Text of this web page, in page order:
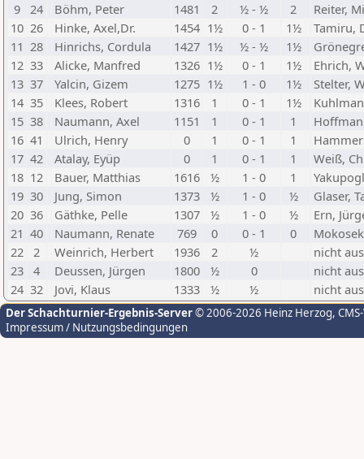
9
24 Böhm, Peter 1481 2 ½ - ½ 2
Reiter,
10 26 Hinke, Axel,Dr. 1454 1½ 0 - 1 1½
Tamiru,
11 28 Hinrichs, Cordula 1427 1½ ½ - ½ 1½
12 33 Alicke, Manfred 1326 1½ 0 - 1 1½
Ehrich,
13 37 Yalcin, Gizem 1275 1½ 1 - 0 1½
Stelter,
14 35 Klees, Robert 1316 1 0 - 1 1½
15 38 Naumann, Axel 1151 1 0 - 1 1
16 41 Ulrich, Henry 0 1 0 - 1 1
17 42 Atalay, Eyüp 0 1 0 - 1 1
Weiß,
18 12 Bauer, Matthias 1616 ½ 1 - 0 1
19 30 Jung, Simon 1373 ½ 1 - 0 ½
Glaser,
20 36 Gäthke, Pelle 1307 ½ 1 - 0 ½
Ern,
21 40 Naumann, Renate 769 0 0 - 1 0
22
2 Weinrich, Herbert 1936 2 ½
nicht
23
4 Deussen, Jürgen 1800 ½ 0
nicht
24 32 Jovi, Klaus 1333 ½ ½ nicht
Der Schachturnier-Ergebnis-Server© 2006-2026 Heinz Herzog,
Impressum / Nutzungsbedingungen